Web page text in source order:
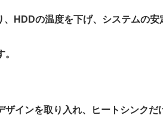
HDDの温度を下げ、システムの安
ザインを取り入れ、ヒートシンク